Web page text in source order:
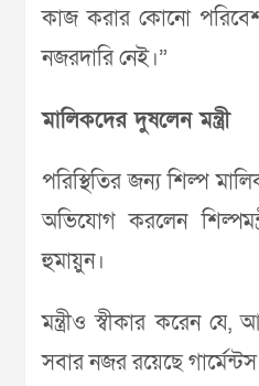
কাজ করার কোনো
নজরদারি নেই।”
মালিকদের দুষলেন মন্ত্রী
পরিস্থিতির জন্য শিল্প
অভিযোগ করলেন
হুমায়ুন।
মন্ত্রীও স্বীকার করেন যে,
সবার নজর রয়েছে